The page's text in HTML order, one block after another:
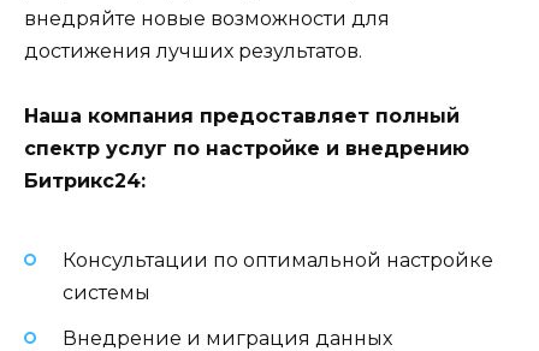
внедряйте новые возможности для
достижения лучших результатов.
Наша компания предоставляет полный
спектр услуг по настройке и внедрению
Битрикс24:
Консультации по оптимальной настройке
системы
Внедрение и миграция данных